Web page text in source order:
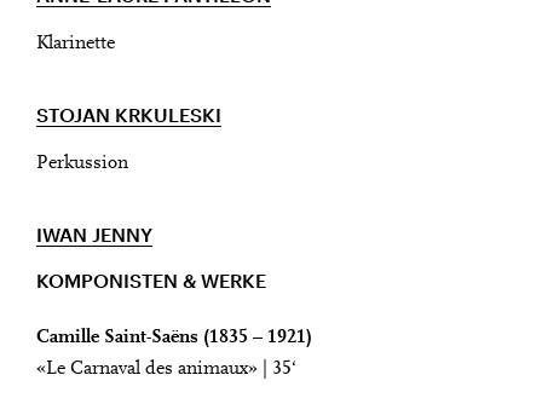
Klarinette
STOJAN KRKULESKI
Perkussion
IWAN JENNY
KOMPONISTEN & WERKE
Camille Saint-Saëns (1835 – 1921)
«Le Carnaval des animaux» | 35‘